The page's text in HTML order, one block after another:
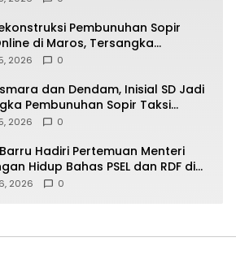
Pembunuhan Sopir
di Maros, Tersangka
24 Adegan
2026 0
dan Dendam, Inisial SD Jadi
Pembunuhan Sopir Taksi
Maros
2026 0
Hadiri Pertemuan Menteri
Hidup Bahas PSEL dan RDF di
2026 0